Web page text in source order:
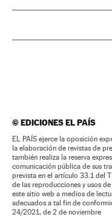
©EDICIONES EL PAÍS
EL PAÍS ejerce la oposición
la elaboración de revistas de
también realiza la reserva
comunicación pública de sus
prevista en el artículo 33.1 del
de las reproducciones y usos
este sitio web a medios de
adecuados a tal fin de
24/2021, de 2 de noviembre